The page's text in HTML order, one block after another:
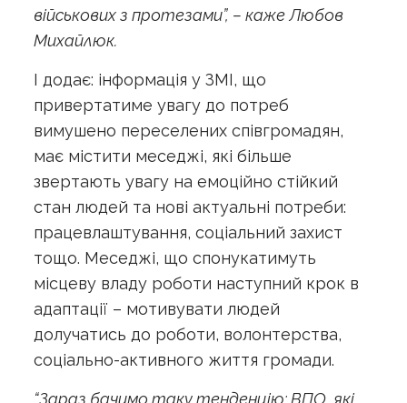
військових з протезами”, – каже Любов
Михайлюк.
І додає: інформація у ЗМІ, що
привертатиме увагу до потреб
вимушено переселених співгромадян,
має містити меседжі, які більше
звертають увагу на емоційно стійкий
стан людей та нові актуальні потреби:
працевлаштування, соціальний захист
тощо. Меседжі, що спонукатимуть
місцеву владу роботи наступний крок в
адаптації – мотивувати людей
долучатись до роботи, волонтерства,
соціально-активного життя громади.
“Зараз бачимо таку тенденцію: ВПО, які